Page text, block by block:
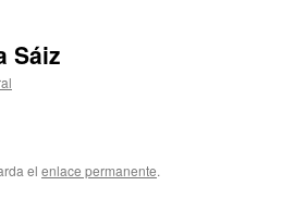
Sáiz
el enlace permanente.